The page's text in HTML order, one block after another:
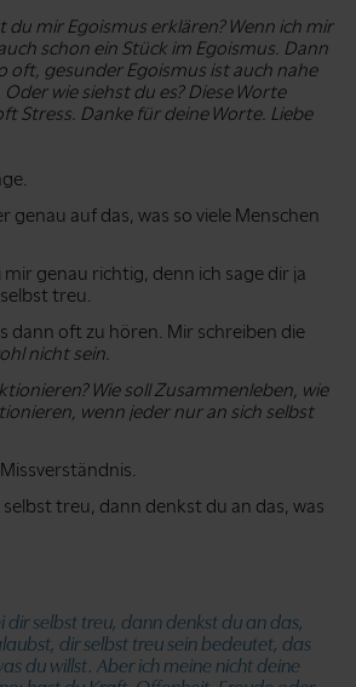
du mir Egoismus erklären? Wenn ich mir
schon ein Stück im Egoismus. Dann
oft, gesunder Egoismus ist auch nahe
wie siehst du es? Diese Worte
Stress. Danke für deine Worte. Liebe
genau auf das, was so viele Menschen
genau richtig, denn ich sage dir ja
treu.
dann oft zu hören. Mir schreiben die
nicht sein.
Wie soll Zusammenleben, wie
wenn jeder nur an sich selbst
selbst treu, dann denkst du an das, was
dir selbst treu, dann denkst du an das,
dir selbst treu sein bedeutet, das
du willst. Aber ich meine nicht deine